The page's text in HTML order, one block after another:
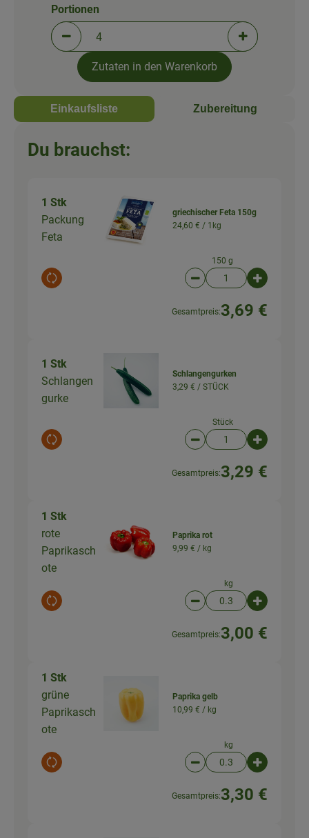
Portionen verringern (aktuell 4 Portionen
Portionen
Portionen
Zutaten in den Warenkorb
Einkaufsliste Zubereitung
Du brauchst:
1 Stk
Packung
Feta
Auswahl ändern
griechischer Feta 150g
24,60 € / 1kg
150 g
Artikelanzahl
Gesamtpreis:3,69 €
1 Stk
Schlangen
gurke
Auswahl ändern
Schlangengurken
3,29 € / STÜCK
Stück
Artikelanzahl
Gesamtpreis:3,29 €
1 Stk
rote
Paprikasch
ote
Auswahl ändern
Paprika rot
9,99 € / kg
kg
Artikelanzahl
Gesamtpreis:3,00 €
1 Stk
grüne
Paprikasch
ote
Auswahl ändern
Paprika gelb
10,99 € / kg
kg
Artikelanzahl
Gesamtpreis:3,30 €